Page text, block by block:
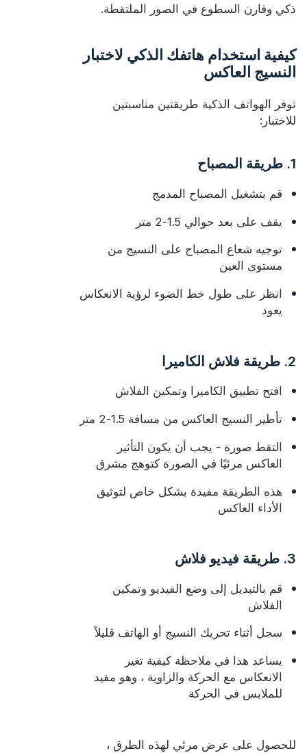
ذكي وقارن السطوع في الصور الملتقطة.
كيفية استخدام هاتفك الذكي لاختبار
النسيج العاكس
توفر الهواتف الذكية طريقتين مناسبتين
للاختبار:
1. طريقة المصباح
قم بتشغيل المصباح المدمج
يقف على بعد حوالي 1.5-2 متر
توجيه شعاع المصباح على النسيج من
مستوى العين
انظر على طول خط الضوء لرؤية الانعكاس
يعود
2. طريقة فلاش الكاميرا
افتح تطبيق الكاميرا وتمكين الفلاش
تأطير النسيج العاكس من مسافة 1.5-2 متر
التقط صورة - يجب أن يكون التأثير
العاكس مرئيًا في الصورة كتوهج مشرق
هذه الطريقة مفيدة بشكل خاص لتوثيق
الأداء العاكس
3. طريقة فيديو فلاش
قم بالتبديل إلى وضع الفيديو وتمكين
الفلاش
سجل أثناء تحريك النسيج أو الهاتف قليلاً
يساعد هذا في ملاحظة كيفية تغير
الانعكاس مع الحركة والزاوية ، وهو مفيد
للملابس في الحركة
للحصول على عرض مرئي لهذه الطرق ،